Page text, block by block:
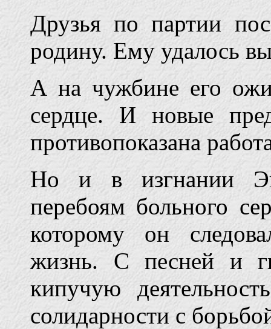
Друзья по партии
родину. Ему удалось
А на чужбине его
сердце. И новые
противопоказана
Но и в изгнании
перебоям больного
которому он
жизнь. С песней и
кипучую
солидарности с